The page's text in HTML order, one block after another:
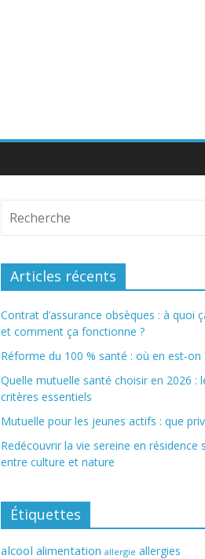
Articles récents
Contrat d’assurance obsèques : à quoi
et comment ça fonctionne ?
Réforme du 100 % santé : où en est-on
Quelle mutuelle santé choisir en 2026 :
critères essentiels
Mutuelle pour les jeunes actifs : que
Redécouvrir la vie sereine en résidence
entre culture et nature
Étiquettes
alcool alimentation allergie allergies